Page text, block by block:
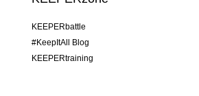
KEEPERbattle
#KeepItAll Blog
KEEPERtraining